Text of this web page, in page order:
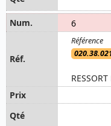
6
RESSORT